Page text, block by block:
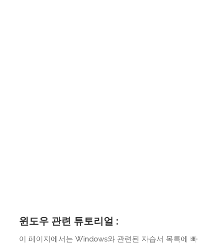
윈도우 관련 튜토리얼 :
이 페이지에서는 Windows와 관련된 자습서 목록에 빠